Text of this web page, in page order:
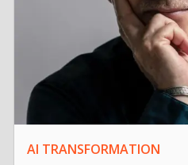
AI TRANSFORMATION